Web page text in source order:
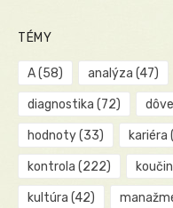
TÉMY
A(58) analýza (47)
diagnostika (72)
hodnoty(33) kariéra
kontrola (222)
kultúra (42)